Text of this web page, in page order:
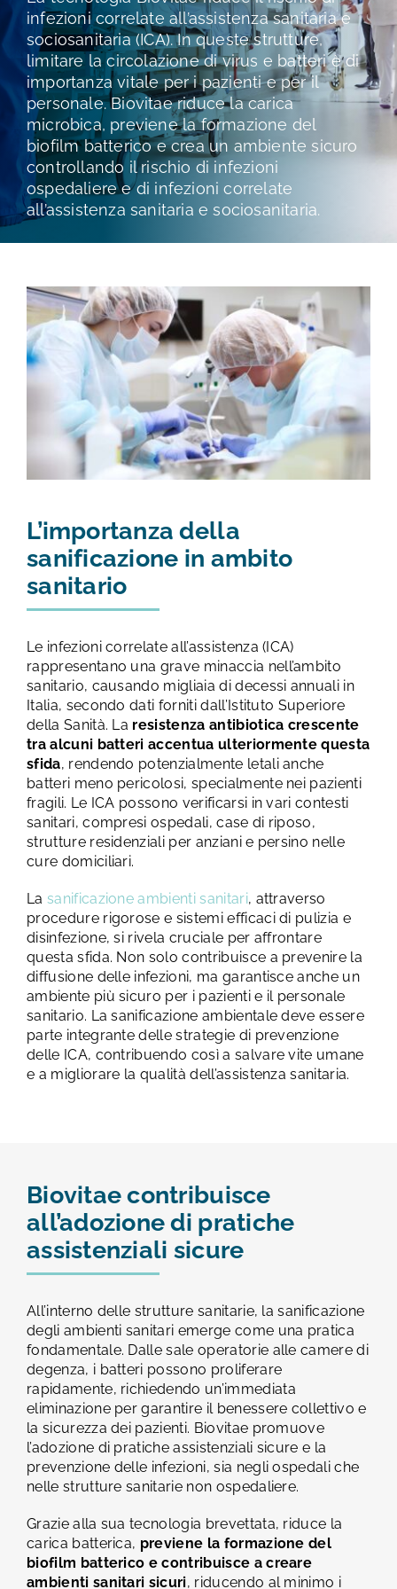
CHI SIAMO
NEWS
RISORSE
CONTATTI
AREA RISERVATA
infezioni correlate all’assistenza sanitaria e
sociosanitaria (ICA). In queste strutture,
limitare la circolazione di virus e batteri è di
importanza vitale per i pazienti e per il
personale. Biovitae riduce la carica
microbica, previene la formazione del
biofilm batterico e crea un ambiente sicuro
controllando il rischio di infezioni
ospedaliere e di infezioni correlate
all’assistenza sanitaria e sociosanitaria.
L’importanza della
sanificazione in ambito
sanitario
Le infezioni correlate all’assistenza (ICA)
rappresentano una grave minaccia nell’ambito
sanitario, causando migliaia di decessi annuali in
Italia, secondo dati forniti dall’Istituto Superiore
della Sanità. La resistenza antibiotica crescente
tra alcuni batteri accentua ulteriormente questa
sfida, rendendo potenzialmente letali anche
batteri meno pericolosi, specialmente nei pazienti
fragili. Le ICA possono verificarsi in vari contesti
sanitari, compresi ospedali, case di riposo,
strutture residenziali per anziani e persino nelle
cure domiciliari.
La sanificazione ambienti sanitari, attraverso
procedure rigorose e sistemi efficaci di pulizia e
disinfezione, si rivela cruciale per affrontare
questa sfida. Non solo contribuisce a prevenire la
diffusione delle infezioni, ma garantisce anche un
ambiente più sicuro per i pazienti e il personale
sanitario. La sanificazione ambientale deve essere
parte integrante delle strategie di prevenzione
delle ICA, contribuendo così a salvare vite umane
e a migliorare la qualità dell’assistenza sanitaria.
Biovitae contribuisce
all’adozione di pratiche
assistenziali sicure
All’interno delle strutture sanitarie, la sanificazione
degli ambienti sanitari emerge come una pratica
fondamentale. Dalle sale operatorie alle camere di
degenza, i batteri possono proliferare
rapidamente, richiedendo un’immediata
eliminazione per garantire il benessere collettivo e
la sicurezza dei pazienti. Biovitae promuove
l’adozione di pratiche assistenziali sicure e la
prevenzione delle infezioni, sia negli ospedali che
nelle strutture sanitarie non ospedaliere.
Grazie alla sua tecnologia brevettata, riduce la
carica batterica, previene la formazione del
biofilm batterico e contribuisce a creare
ambienti sanitari sicuri, riducendo al minimo i